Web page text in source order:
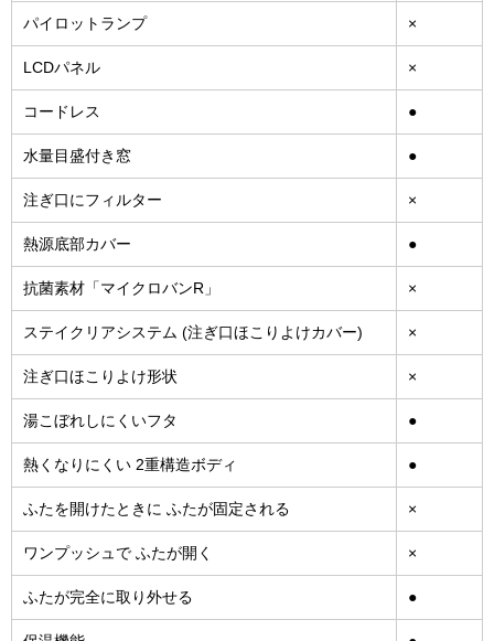
パイロットランプ ×
LCDパネル ×
コードレス ●
水量目盛付き窓 ●
注ぎ口にフィルター ×
熱源底部カバー ●
抗菌素材「マイクロバンR」 ×
ステイクリアシステム (注ぎ口ほこりよけカバー) ×
注ぎ口ほこりよけ形状 ×
湯こぼれしにくいフタ ●
熱くなりにくい 2重構造ボディ ●
ふたを開けたときに ふたが固定される ×
ワンプッシュで ふたが開く ×
ふたが完全に取り外せる ●